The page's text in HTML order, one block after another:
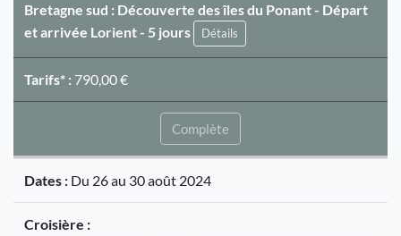
Bretagne sud : Découverte des îles du Ponant - Départ
et arrivée Lorient - 5 jours
Détails
Tarifs* : 790,00 €
Complète
Dates : Du 26 au 30 août 2024
Croisière :